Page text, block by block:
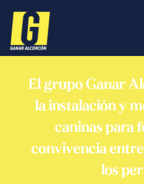
El grupo Ganar
la instalación y
caninas para
convivencia
los